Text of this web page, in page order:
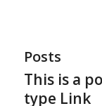
Posts
This is a
type Link